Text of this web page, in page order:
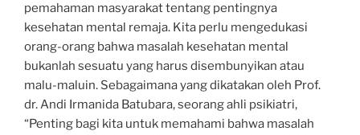
pemahaman masyarakat tentang pentingnya
kesehatan mental remaja. Kita perlu mengedukasi
orang-orang bahwa masalah kesehatan mental
bukanlah sesuatu yang harus disembunyikan atau
malu-maluin. Sebagaimana yang dikatakan oleh Prof.
dr. Andi Irmanida Batubara, seorang ahli psikiatri,
“Penting bagi kita untuk memahami bahwa masalah